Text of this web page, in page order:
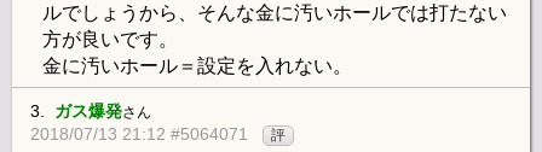
ルでしょうから、そんな金に汚いホールでは打たない
方が良いです。
金に汚いホール＝設定を入れない。
3. ガス爆発さん
2018/07/13 21:12 #5064071 評